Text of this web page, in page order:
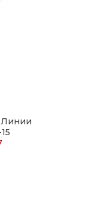
Линии